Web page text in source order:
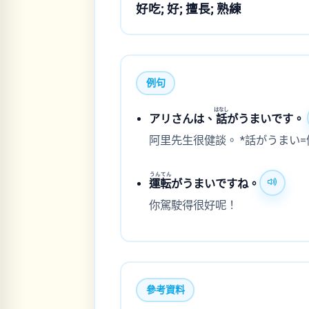
好吃; 好; 擅長; 熟練
例句
アリさんは、 話
はなし
がうまいです。
阿里先生很健談。 *話がうまい
運
うん
転
てん
がうまいですね。
你駕駛得很好呢！
參考資料